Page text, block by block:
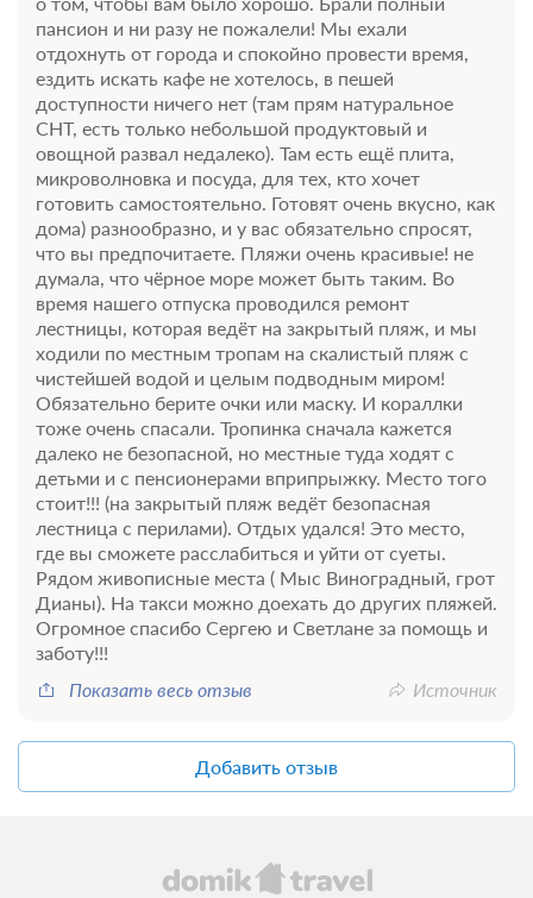
пансион и ни разу не пожалели! Мы ехали
отдохнуть от города и спокойно провести время,
ездить искать кафе не хотелось, в пешей
доступности ничего нет (там прям натуральное
СНТ, есть только небольшой продуктовый и
овощной развал недалеко). Там есть ещё плита,
микроволновка и посуда, для тех, кто хочет
готовить самостоятельно. Готовят очень вкусно, как
дома) разнообразно, и у вас обязательно спросят,
что вы предпочитаете. Пляжи очень красивые! не
думала, что чёрное море может быть таким. Во
время нашего отпуска проводился ремонт
лестницы, которая ведёт на закрытый пляж, и мы
ходили по местным тропам на скалистый пляж с
чистейшей водой и целым подводным миром!
Обязательно берите очки или маску. И кораллки
тоже очень спасали. Тропинка сначала кажется
далеко не безопасной, но местные туда ходят с
детьми и с пенсионерами вприпрыжку. Место того
стоит!!! (на закрытый пляж ведёт безопасная
лестница с перилами). Отдых удался! Это место,
где вы сможете расслабиться и уйти от суеты.
Рядом живописные места ( Мыс Виноградный, грот
Дианы). На такси можно доехать до других пляжей.
Огромное спасибо Сергею и Светлане за помощь и
заботу!!!
Показать весь отзыв
Источник
Добавить отзыв